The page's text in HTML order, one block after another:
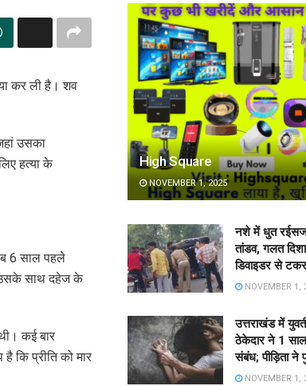
कर ली है। शव
उसका
हत्या के
6 साल पहले
उसके साथ दहेज के
कई बार
कि प्रीति को मार
High Square
NOVEMBER 1, 2025
नशे में धुत
तांडव, गलत दिशा
डिवाइडर से
NOVEMBER 1,
उत्तराखंड में
ठेकेदार ने 1
संबंध; पीड़िता ने
NOVEMBER 1,